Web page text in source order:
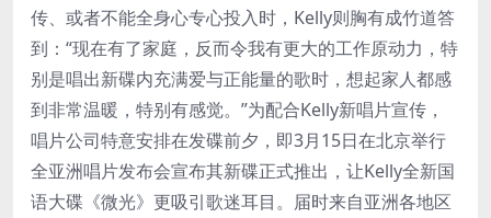
传、或者不能全身心专心投入时，Kelly则胸有成竹道答
到：“现在有了家庭，反而令我有更大的工作原动力，特
别是唱出新碟内充满爱与正能量的歌时，想起家人都感
到非常温暖，特别有感觉。”为配合Kelly新唱片宣传，
唱片公司特意安排在发碟前夕，即3月15日在北京举行
全亚洲唱片发布会宣布其新碟正式推出，让Kelly全新国
语大碟《微光》更吸引歌迷耳目。届时来自亚洲各地区